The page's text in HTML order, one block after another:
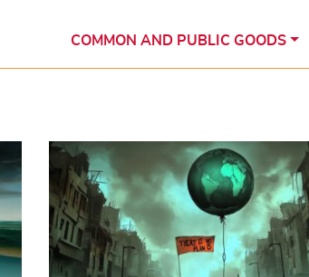
COMMON AND PUBLIC GOODS